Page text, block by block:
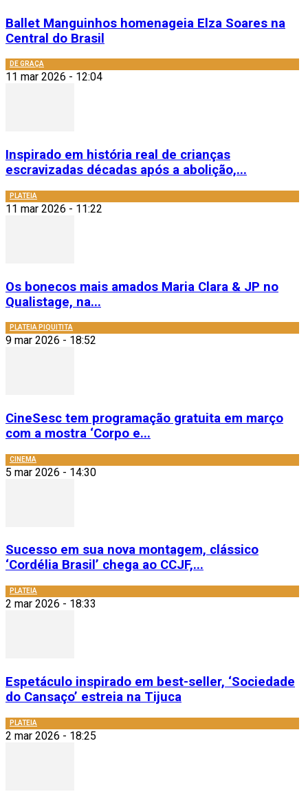
Ballet Manguinhos homenageia Elza Soares na
Central do Brasil
DE GRAÇA
11 mar 2026 - 12:04
Inspirado em história real de crianças
escravizadas décadas após a abolição,...
PLATEIA
11 mar 2026 - 11:22
Os bonecos mais amados Maria Clara & JP no
Qualistage, na...
PLATEIA PIQUITITA
9 mar 2026 - 18:52
CineSesc tem programação gratuita em março
com a mostra ‘Corpo e...
CINEMA
5 mar 2026 - 14:30
Sucesso em sua nova montagem, clássico
‘Cordélia Brasil’ chega ao CCJF,...
PLATEIA
2 mar 2026 - 18:33
Espetáculo inspirado em best-seller, ‘Sociedade
do Cansaço’ estreia na Tijuca
PLATEIA
2 mar 2026 - 18:25